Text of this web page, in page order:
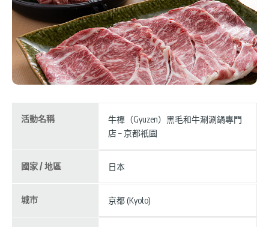
活動名稱
牛禪（Gyuzen）黑毛和牛涮涮鍋專門
店 – 京都祇園
國家 / 地區 日本
城市 京都 (Kyoto)